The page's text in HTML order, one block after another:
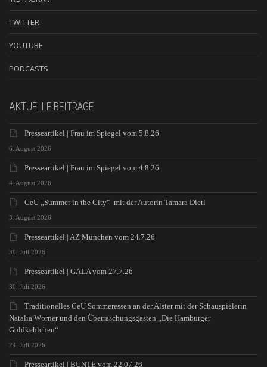
TWITTER
YOUTUBE
PODCASTS
AKTUELLE BEITRÄGE
Presseartikel | Frau im Spiegel vom 5.8.26
6. August 2026
Presseartikel | Frau im Spiegel vom 4.8.26
4. August 2026
CeU „Summer in the City“ mit der Autorin Tamara Dietl
3. August 2026
Presseartikel | AZ München vom 24.7.26
30. Juli 2026
Presseartikel | GALA vom 27.7.26
30. Juli 2026
Traditionelles CeU Sommeressen an der Alster mit der Schauspielerin
Natalia Wörner und den Überraschungsgästen „Die Hamburger
Goldkehlchen“
24. Juli 2026
Presseartikel | BUNTE vom 22.07.26